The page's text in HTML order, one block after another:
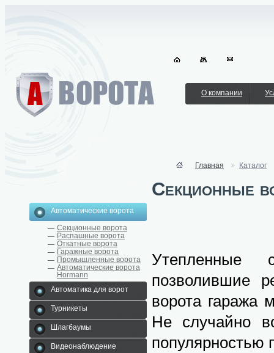
О компании
Автоматические ворота
Секционные ворота
Распашные ворота
Откатные ворота
Гаражные ворота
Промышленные ворота
Автоматические ворота
Hormann
Автоматика для ворот
Турникеты
Шлагбаумы
Видеонаблюдение
Главная Каталог
Секционные
Утепленные
позволившие
ворота гаража
Не случайно
популярностью